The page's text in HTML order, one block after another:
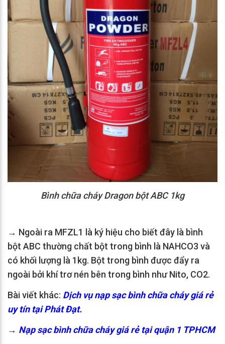
Bình chữa cháy Dragon bột ABC 1kg
→ Ngoài ra MFZL1 là ký hiệu cho biết đây là bình
bột ABC thường chất bột trong bình là NAHCO3 và
có khối lượng là 1kg. Bột trong bình được đẩy ra
ngoài bởi khí trơ nén bên trong bình như Nito, CO2.
Bài viết khác: Dịch vụ nạp sạc bình chữa cháy giá rẻ
uy tín tại Phát Đạt.
→ Nạp sạc bình chữa cháy giá rẻ tại quận 1 TPHCM